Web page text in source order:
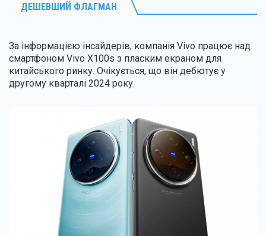
ДЕШЕВШИЙ ФЛАГМАН
За інформацією інсайдерів, компанія Vivo працює над
смартфоном Vivo X100s з пласким екраном для
китайського ринку. Очікується, що він дебютує у
другому кварталі 2024 року.